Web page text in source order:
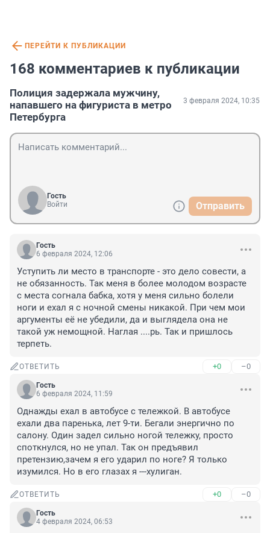
ПЕРЕЙТИ К ПУБЛИКАЦИИ
168 комментариев к публикации
Полиция задержала мужчину,
напавшего на фигуриста в метро
Петербурга
3 февраля 2024, 10:35
Гость
Войти
Отправить
Гость
6 февраля 2024, 12:06
Уступить ли место в транспорте - это дело совести, а
не обязанность. Так меня в более молодом возрасте
с места согнала бабка, хотя у меня сильно болели
ноги и ехал я с ночной смены никакой. При чем мои
аргументы её не убедили, да и выглядела она не
такой уж немощной. Наглая ....рь. Так и пришлось
терпеть.
ОТВЕТИТЬ +0 –0
Гость
6 февраля 2024, 11:59
Однажды ехал в автобусе с тележкой. В автобусе
ехали два паренька, лет 9-ти. Бегали энергично по
салону. Один задел сильно ногой тележку, просто
споткнулся, но не упал. Так он предъявил
претензию,зачем я его ударил по ноге? Я только
изумился. Но в его глазах я ---хулиган.
ОТВЕТИТЬ +0 –0
Гость
4 февраля 2024, 06:53